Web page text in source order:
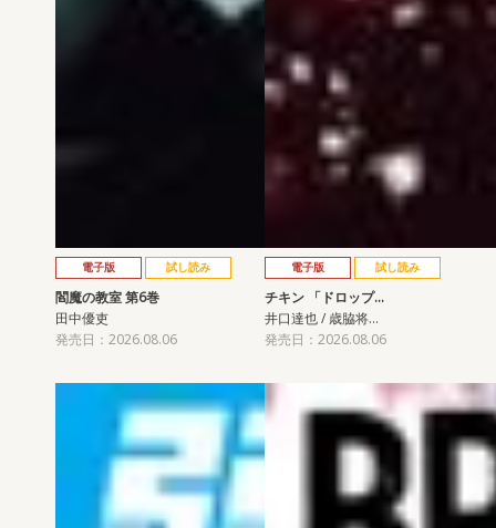
電子版 試し読み
閻魔の教室 第6巻
田中優吏
発売日：2026.08.06
電子版 試し読み
チキン 「ドロップ…
井口達也 / 歳脇将…
発売日：2026.08.06